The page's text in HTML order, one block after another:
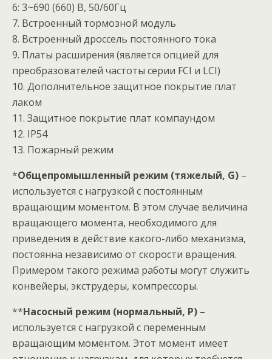
6: 3~690 (660) В, 50/60Гц
7. Встроенный тормозной модуль
8. Встроенный дроссель постоянного тока
9. Платы расширения (является опцией для
преобразователей частоты серии FCI и LCI)
10. Дополнительное защитное покрытие плат
лаком
11. Защитное покрытие плат компаундом
12. IP54
13. Пожарный режим
*Общепромышленный режим (тяжелый, G) –
используется с нагрузкой с постоянным
вращающим моментом. В этом случае величина
вращающего момента, необходимого для
приведения в действие какого-либо механизма,
постоянна независимо от скорости вращения.
Примером такого режима работы могут служить
конвейеры, экструдеры, компрессоры.
**Насосный режим (нормальный, P) –
используется с нагрузкой с переменным
вращающим моментом. Этот момент имеет